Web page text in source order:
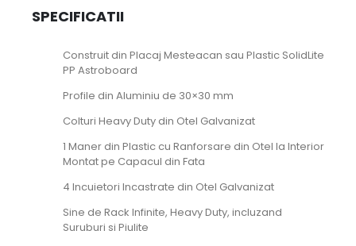
SPECIFICATII
Construit din Placaj Mesteacan sau Plastic SolidLite
PP Astroboard
Profile din Aluminiu de 30×30 mm
Colturi Heavy Duty din Otel Galvanizat
1 Maner din Plastic cu Ranforsare din Otel la Interior
Montat pe Capacul din Fata
4 Incuietori Incastrate din Otel Galvanizat
Sine de Rack Infinite, Heavy Duty, incluzand
Suruburi si Piulite